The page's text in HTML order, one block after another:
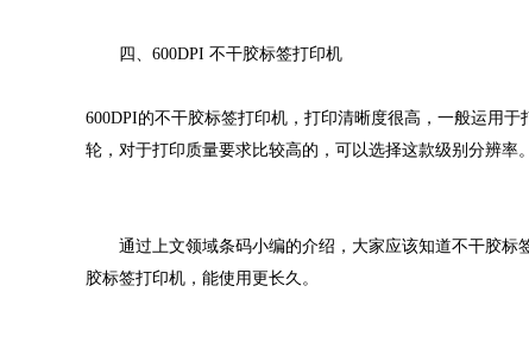
四、600DPI 不干胶标签打印机
600DPI的不干胶标签打印机，打印清晰度很高，一般运用
轮，对于打印质量要求比较高的，可以选择这款级别分辨率。
通过上文领域条码小编的介绍，大家应该知道不干胶标
胶标签打印机，能使用更长久。